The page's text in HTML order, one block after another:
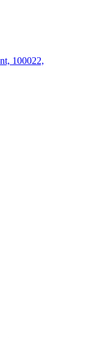
100022,